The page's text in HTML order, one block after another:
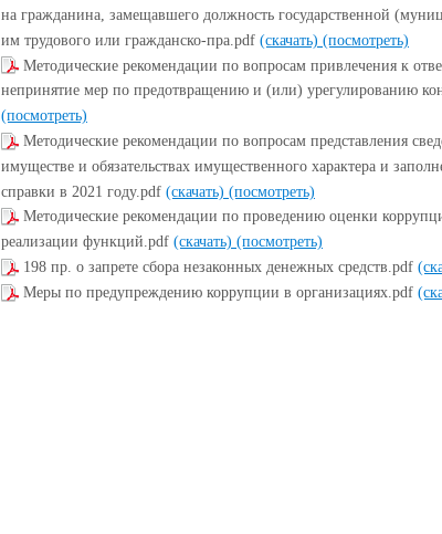
на гражданина, замещавшего должность государственной
им трудового или гражданско-пра.pdf (скачать) (посмотреть)
Методические рекомендации по вопросам привлечения к
непринятие мер по предотвращению и (или) урегулированию
(посмотреть)
Методические рекомендации по вопросам представления
имуществе и обязательствах имущественного характера и
справки в 2021 году.pdf (скачать) (посмотреть)
Методические рекомендации по проведению оценки
реализации функций.pdf (скачать) (посмотреть)
198 пр. о запрете сбора незаконных денежных средств.pdf
Меры по предупреждению коррупции в организациях.pdf